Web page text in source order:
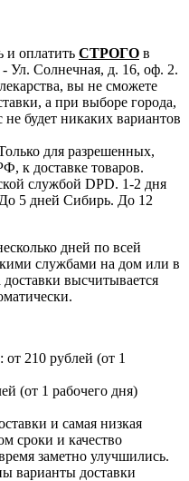
и оплатить СТРОГО в
Ул. Солнечная, д. 16, оф. 2.
вы не сможете
а при выборе города,
будет никаких вариантов
для разрешенных,
к доставке товаров.
службой DPD. 1-2 дня
5 дней Сибирь. До 12
дней по всей
службами на дом или в
высчитывается
210 рублей (от 1
(от 1 рабочего дня)
и самая низкая
сроки и качество
заметно улучшились.
варианты доставки